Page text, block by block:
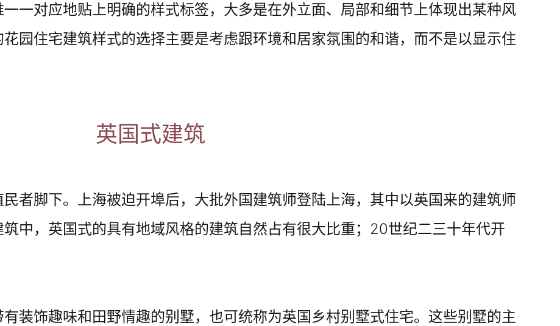
一对应地贴上明确的样式标签，大多是在外立面、局部和细节上体现出某种风
园住宅建筑样式的选择主要是考虑跟环境和居家氛围的和谐，而不是以显示住
英国式建筑
者脚下。上海被迫开埠后，大批外国建筑师登陆上海，其中以英国来的建筑师
中，英国式的具有地域风格的建筑自然占有很大比重；20世纪二三十年代开
装饰趣味和田野情趣的别墅，也可统称为英国乡村别墅式住宅。这些别墅的主